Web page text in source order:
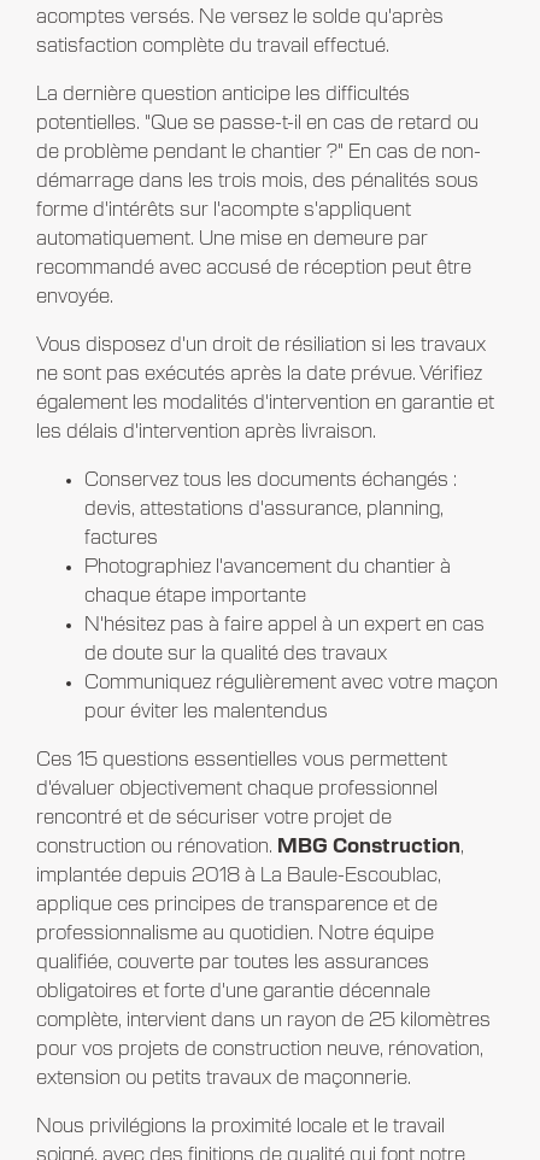
acomptes versés. Ne versez le solde qu'après
satisfaction complète du travail effectué.
La dernière question anticipe les difficultés
potentielles. "Que se passe-t-il en cas de retard ou
de problème pendant le chantier ?" En cas de non-
démarrage dans les trois mois, des pénalités sous
forme d'intérêts sur l'acompte s'appliquent
automatiquement. Une mise en demeure par
recommandé avec accusé de réception peut être
envoyée.
Vous disposez d'un droit de résiliation si les travaux
ne sont pas exécutés après la date prévue. Vérifiez
également les modalités d'intervention en garantie et
les délais d'intervention après livraison.
Conservez tous les documents échangés :
devis, attestations d'assurance, planning,
factures
Photographiez l'avancement du chantier à
chaque étape importante
N'hésitez pas à faire appel à un expert en cas
de doute sur la qualité des travaux
Communiquez régulièrement avec votre maçon
pour éviter les malentendus
Ces 15 questions essentielles vous permettent
d'évaluer objectivement chaque professionnel
rencontré et de sécuriser votre projet de
construction ou rénovation. MBG Construction,
implantée depuis 2018 à La Baule-Escoublac,
applique ces principes de transparence et de
professionnalisme au quotidien. Notre équipe
qualifiée, couverte par toutes les assurances
obligatoires et forte d'une garantie décennale
complète, intervient dans un rayon de 25 kilomètres
pour vos projets de construction neuve, rénovation,
extension ou petits travaux de maçonnerie.
Nous privilégions la proximité locale et le travail
soigné, avec des finitions de qualité qui font notre